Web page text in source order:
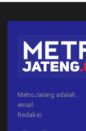
MetroJateng adalah..
email:
Redaksi: